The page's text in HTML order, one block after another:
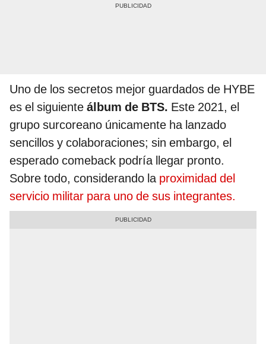
Uno de los secretos mejor guardados de HYBE
es el siguiente álbum de BTS. Este 2021, el
grupo surcoreano únicamente ha lanzado
sencillos y colaboraciones; sin embargo, el
esperado comeback podría llegar pronto.
Sobre todo, considerando la proximidad del
servicio militar para uno de sus integrantes.